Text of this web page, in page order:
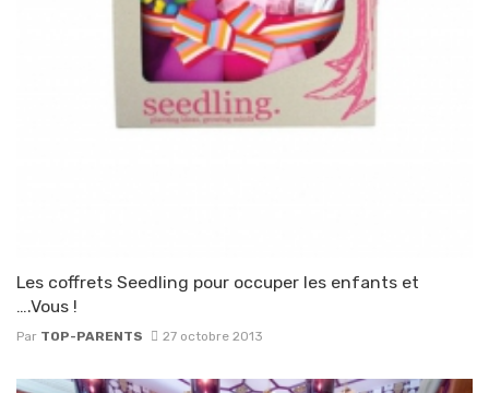
Les coffrets Seedling pour occuper les enfants et
….Vous !
Par TOP-PARENTS 27 octobre 2013